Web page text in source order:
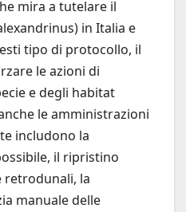
mira a tutelare il
in Italia e
tipo di protocollo, il
le azioni di
e degli habitat
le amministrazioni
includono la
il ripristino
retrodunali, la
manuale delle